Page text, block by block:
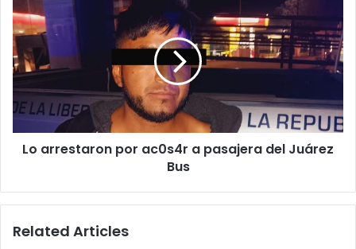
arrestaron
por
ac0s4r
a
pasajera
Juárez
Bus
Lo arrestaron por ac0s4r a pasajera del Juárez
Bus
Related Articles